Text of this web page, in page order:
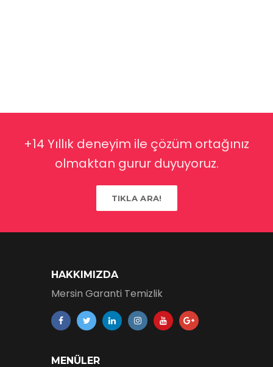
+14 Yıllık deneyim ile çözüm ortağınız
olmaktan gurur duyuyoruz.
TIKLA ARA!
HAKKIMIZDA
Mersin Garanti Temizlik
MENÜLER